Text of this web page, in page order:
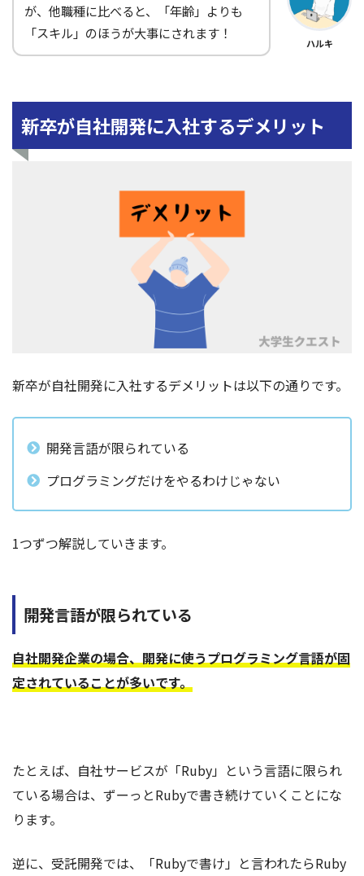
が、他職種に比べると、「年齢」よりも
「スキル」のほうが大事にされます！
ハルキ
新卒が自社開発に入社するデメリット
新卒が自社開発に入社するデメリットは以下の通りです。
開発言語が限られている
プログラミングだけをやるわけじゃない
1つずつ解説していきます。
開発言語が限られている
自社開発企業の場合、開発に使うプログラミング言語が固
定されていることが多いです。
たとえば、自社サービスが「Ruby」という言語に限られ
ている場合は、ずーっとRubyで書き続けていくことにな
ります。
逆に、受託開発では、「Rubyで書け」と言われたらRuby